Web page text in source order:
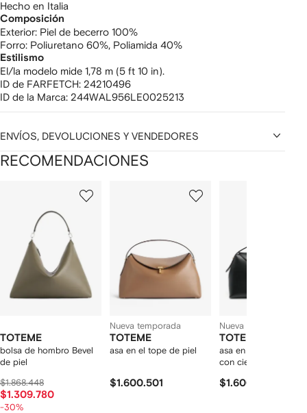
Hecho en Italia
Composición
Exterior: Piel de becerro 100%
Forro: Poliuretano 60%, Poliamida 40%
Estilismo
El/la modelo mide 1,78 m (5 ft 10 in).
ID de FARFETCH: 24210496
ID de la Marca: 244WAL956LE0025213
ENVÍOS, DEVOLUCIONES Y VENDEDORES
RECOMENDACIONES
TOTEME
bolsa de hombro Bevel
de piel
$1.868.448
$1.309.780
-30%
Nueva temporada
TOTEME
asa en el tope de piel
$1.600.501
Nueva temporada
TOTEME
asa en el tope de piel
con cierre en T
$1.600.501